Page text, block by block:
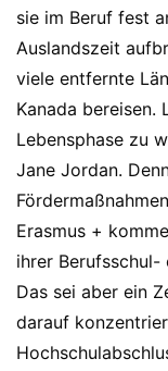
sie im Beruf fest
Auslandszeit
viele entfernte
Kanada bereisen.
Lebensphase zu
Jane Jordan.
Erasmus +
ihrer Berufsschul-
Das sei aber ein
darauf